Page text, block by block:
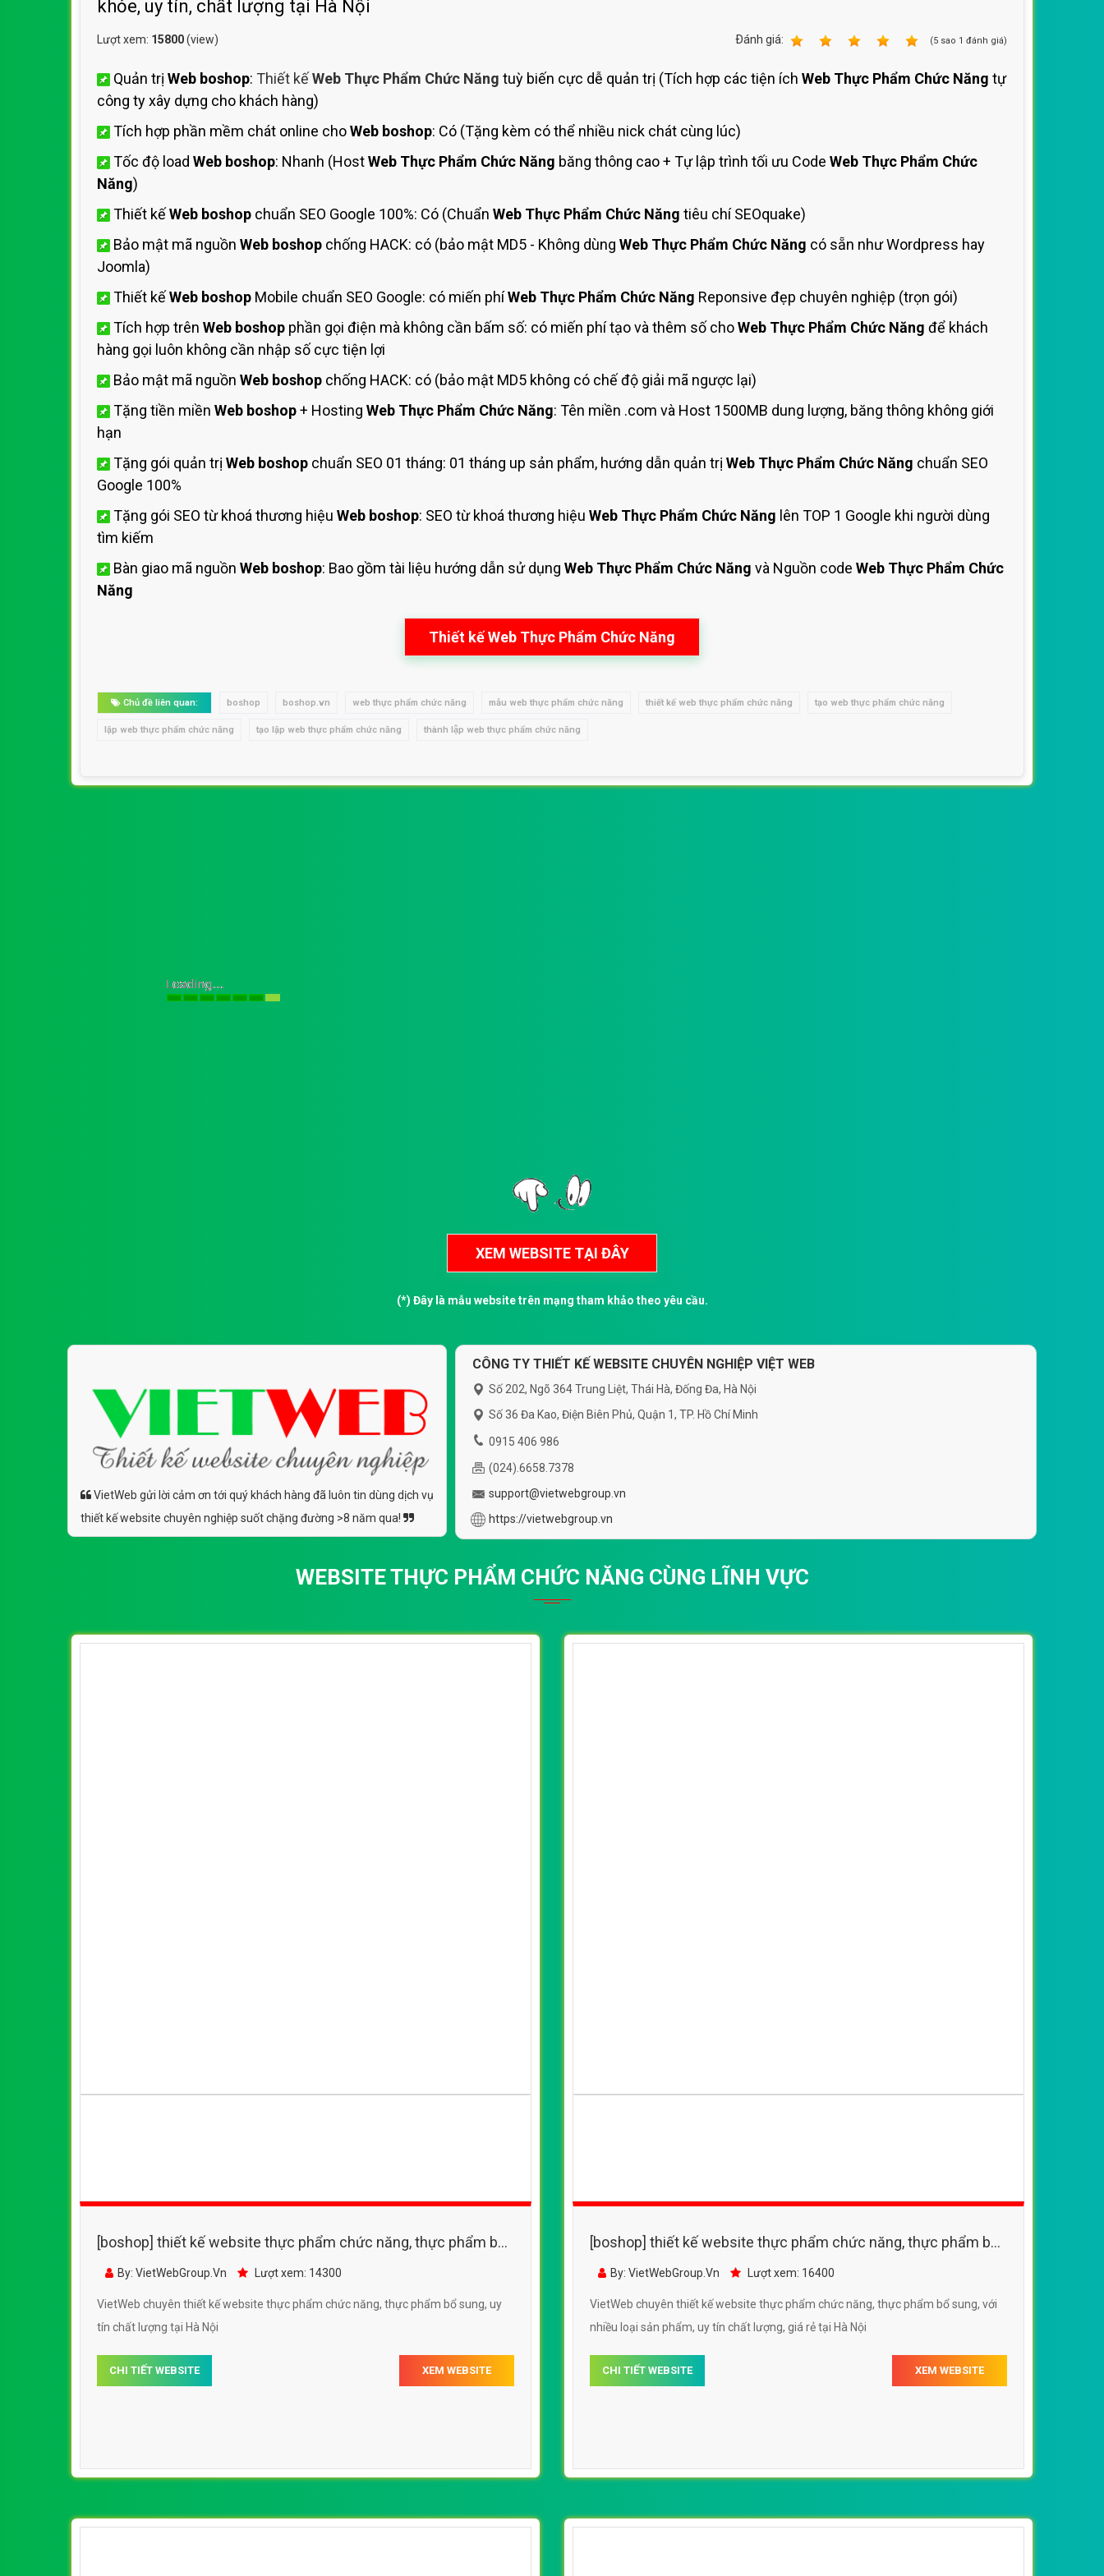
Bảng giá quản trị Website
khỏe, uy tín, chất lượng tại Hà Nội
Lượt xem: 15800(view) Ðánh giá: (5 sao 1 đánh giá)
Quản trị Web boshop: Thiết kếWeb Thực Phẩm Chức Năng tuỳ biến cực dễ quản trị (Tích hợp các tiện ích Web Thực Phẩm Chức Năng tự
công ty xây dựng cho khách hàng)
Tích hợp phần mềm chát online choWeb boshop: Có (Tặng kèm có thể nhiều nick chát cùng lúc)
Tốc độ load Web boshop: Nhanh (HostWeb Thực Phẩm Chức Năng băng thông cao + Tự lập trình tối ưu Code Web Thực Phẩm Chức
Năng)
Thiết kếWeb boshop chuẩn SEO Google 100%: Có (Chuẩn Web Thực Phẩm Chức Năng tiêu chí SEOquake)
Bảo mật mã nguồn Web boshop chống HACK: có (bảo mật MD5 - Không dùng Web Thực Phẩm Chức Năng có sẵn như Wordpress hay
Joomla)
Thiết kếWeb boshop Mobile chuẩn SEO Google: có miến phíWeb Thực Phẩm Chức Năng Reponsive đẹp chuyên nghiệp (trọn gói)
Tích hợp trên Web boshop phần gọi điện mà không cần bấm số: có miến phí tạo và thêm số choWeb Thực Phẩm Chức Năng để khách
hàng gọi luôn không cần nhập số cực tiện lợi
Bảo mật mã nguồn Web boshop chống HACK: có (bảo mật MD5 không có chế độ giải mã ngược lại)
Tặng tiền miền Web boshop+ Hosting Web Thực Phẩm Chức Năng: Tên miền .com và Host 1500MB dung lượng, băng thông không giới
hạn
Tặng gói quản trị Web boshop chuẩn SEO 01 tháng: 01 tháng up sản phẩm, hướng dẫn quản trị Web Thực Phẩm Chức Năng chuẩn SEO
Google 100%
Tặng gói SEO từ khoá thương hiệu Web boshop: SEO từ khoá thương hiệu Web Thực Phẩm Chức Năng lên TOP 1 Google khi người dùng
tìm kiếm
Bàn giao mã nguồn Web boshop: Bao gồm tài liệu hướng dẫn sử dụng Web Thực Phẩm Chức Năng và Nguồn code Web Thực Phẩm Chức
Năng
Thiết kế Web Thực Phẩm Chức Năng
Chủ đề liên quan: boshop boshop.vn web thực phẩm chức năng mẫu web thực phẩm chức năng thiết kế web thực phẩm chức năng tạo web thực phẩm chức năng
lập web thực phẩm chức năng tạo lập web thực phẩm chức năng thành lập web thực phẩm chức năng
(*) Đây là mẫu website trên mạng tham khảo theo yêu cầu.
VietWeb gửi lời cảm ơn tới quý khách hàng đã luôn tin dùng dịch vụ
thiết kế website chuyên nghiệp suốt chặng đường >8 năm qua!
CÔNG TY THIẾT KẾ WEBSITE CHUYÊN NGHIỆP VIỆT WEB
Số 202, Ngõ 364 Trung Liệt, Thái Hà, Đống Đa, Hà Nội
Số 36 Đa Kao, Điện Biên Phủ, Quận 1, TP. Hồ Chí Minh
0915 406 986
(024).6658.7378
support@vietwebgroup.vn
https://vietwebgroup.vn
WEBSITE THỰC PHẨM CHỨC NĂNG CÙNG LĨNH VỰC
[boshop] thiết kế website thực phẩm chức năng, thực phẩm bổ
sungBy: VietWebGroup.Vn Lượt xem: 14300
VietWeb chuyên thiết kế website thực phẩm chức năng, thực phẩm bổ sung, uy
tín chất lượng tại Hà Nội
CHI TIẾT WEBSITE XEM WEBSITE
[boshop] thiết kế website thực phẩm chức năng, thực phẩm bổ
sung, với nhiều loại sản phẩm
By: VietWebGroup.Vn Lượt xem: 16400
VietWeb chuyên thiết kế website thực phẩm chức năng, thực phẩm bổ sung, với
nhiều loại sản phẩm, uy tín chất lượng, giá rẻ tại Hà Nội
CHI TIẾT WEBSITE XEM WEBSITE